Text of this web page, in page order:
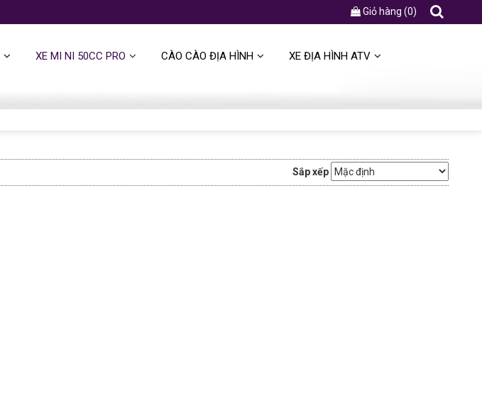
XE MI NI 50CC PRO CÀO CÀO ĐỊA HÌNH XE ĐỊA HÌNH ATV
Giỏ hàng (0)
Sắp xếp